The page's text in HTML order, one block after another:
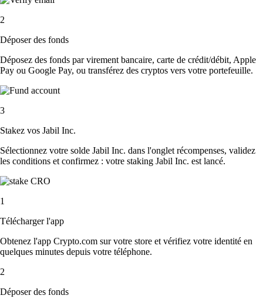
2
Déposer des fonds
Déposez des fonds par virement bancaire, carte de crédit/débit, Apple
Pay ou Google Pay, ou transférez des cryptos vers votre portefeuille.
3
Stakez vos Jabil Inc.
Sélectionnez votre solde Jabil Inc. dans l'onglet récompenses, validez
les conditions et confirmez : votre staking Jabil Inc. est lancé.
1
Télécharger l'app
Obtenez l'app Crypto.com sur votre store et vérifiez votre identité en
quelques minutes depuis votre téléphone.
2
Déposer des fonds